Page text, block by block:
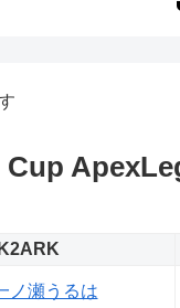
Cup
ノ瀬うるは